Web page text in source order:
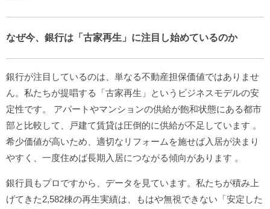
なぜ今、銀行は「古家再生」に注目し始めているのか
銀行が注目しているのは、単なる不動産担保価値ではありませ
ん。私たちが提唱する「古家再生」というビジネスモデルの安
定性です。 アパートやマンションの供給が飽和状態にある都市
部と比較して、戸建て賃貸は圧倒的に供給が不足しています 。
希少価値が高いため、適切なリフォームを施せば入居が決まり
やすく、一度住めば長期入居につながる傾向があります 。
銀行員もプロですから、データを見ています。私たちが積み上
げてきた2,582棟の再生実績は、もはや無視できない「安定した